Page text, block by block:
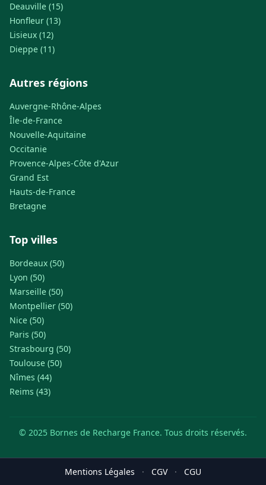
Deauville (15)
Honfleur (13)
Lisieux (12)
Dieppe (11)
Autres régions
Auvergne-Rhône-Alpes
Île-de-France
Nouvelle-Aquitaine
Occitanie
Provence-Alpes-Côte d'Azur
Grand Est
Hauts-de-France
Bretagne
Top villes
Bordeaux (50)
Lyon (50)
Marseille (50)
Montpellier (50)
Nice (50)
Paris (50)
Strasbourg (50)
Toulouse (50)
Nîmes (44)
Reims (43)
© 2025 Bornes de Recharge France. Tous droits réservés.
Mentions Légales · CGV · CGU